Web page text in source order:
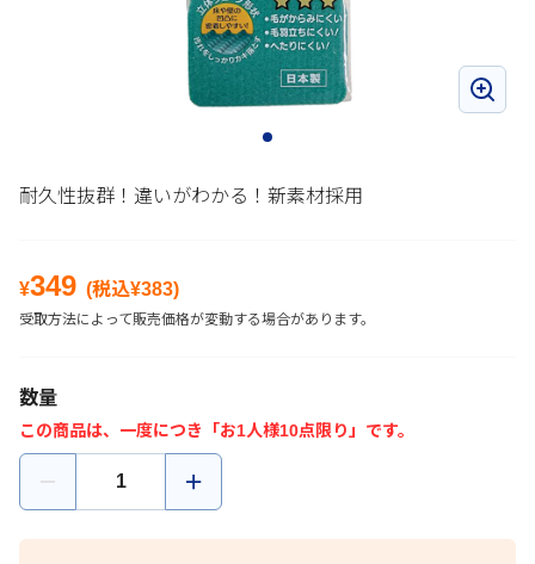
耐久性抜群！違いがわかる！新素材採用
¥349 (税込¥383)
受取方法によって販売価格が変動する場合があります。
数量
この商品は、一度につき「お1人様10点限り」です。